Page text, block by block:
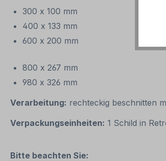
300 x 100 mm
400 x 133 mm
600 x 200 mm
800 x 267 mm
980 x 326 mm
Verarbeitung: rechteckig beschnitten
Verpackungseinheiten: 1 Schild in
Bitte beachten Sie: